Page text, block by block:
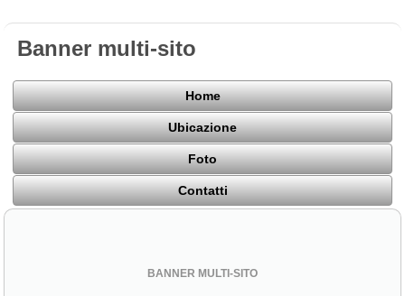
Banner multi-sito
Home
Ubicazione
Foto
Contatti
BANNER MULTI-SITO